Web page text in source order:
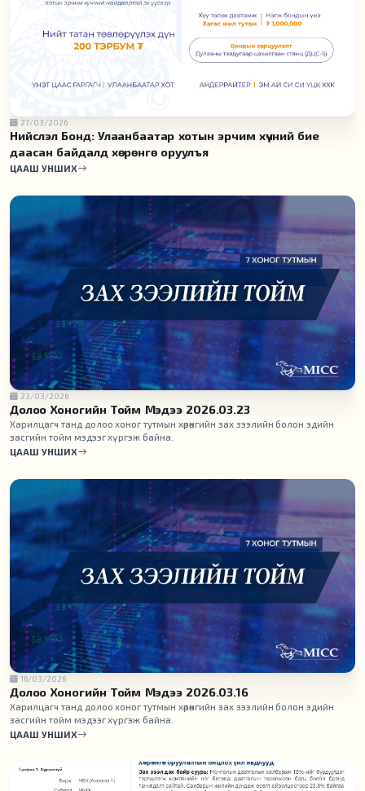
27/03/2026
Нийслэл Бонд: Улаанбаатар хотын эрчим хүчний бие
даасан байдалд хөрөнгө оруулъя
ЦААШ УНШИХ
23/03/2026
Долоо Хоногийн Тойм Мэдээ 2026.03.23
Харилцагч танд долоо хоног тутмын хөрөнгийн зах зээлийн болон эдийн
засгийн тойм мэдээг хүргэж байна.
ЦААШ УНШИХ
16/03/2026
Долоо Хоногийн Тойм Мэдээ 2026.03.16
Харилцагч танд долоо хоног тутмын хөрөнгийн зах зээлийн болон эдийн
засгийн тойм мэдээг хүргэж байна.
ЦААШ УНШИХ